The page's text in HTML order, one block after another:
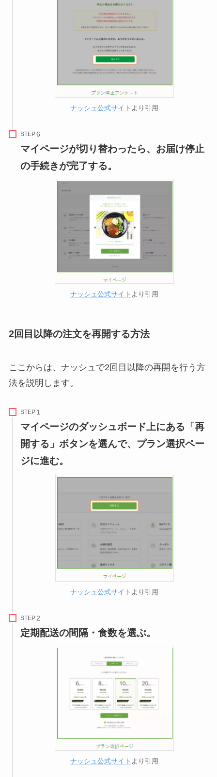
ナッシュ公式サイト より引用
STEP
マイページが切り替わったら、お届け停止
の手続きが完了する。
ナッシュ公式サイト より引用
2回目以降の注文を再開する方法
ここからは、ナッシュで2回目以降の再開を行う方
法を説明します。
STEP
マイページのダッシュボード上にある「再
開する」ボタンを選んで、プラン選択ペー
ジに進む。
ナッシュ公式サイト より引用
STEP
定期配送の間隔・食数を選ぶ。
ナッシュ公式サイト より引用